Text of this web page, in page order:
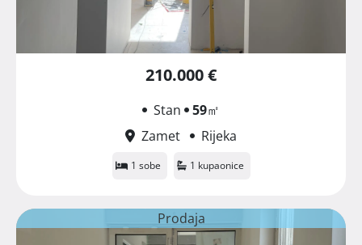
210.000 €
Stan 59㎡
Zamet
Rijeka
1 sobe 1 kupaonice
Prodaja